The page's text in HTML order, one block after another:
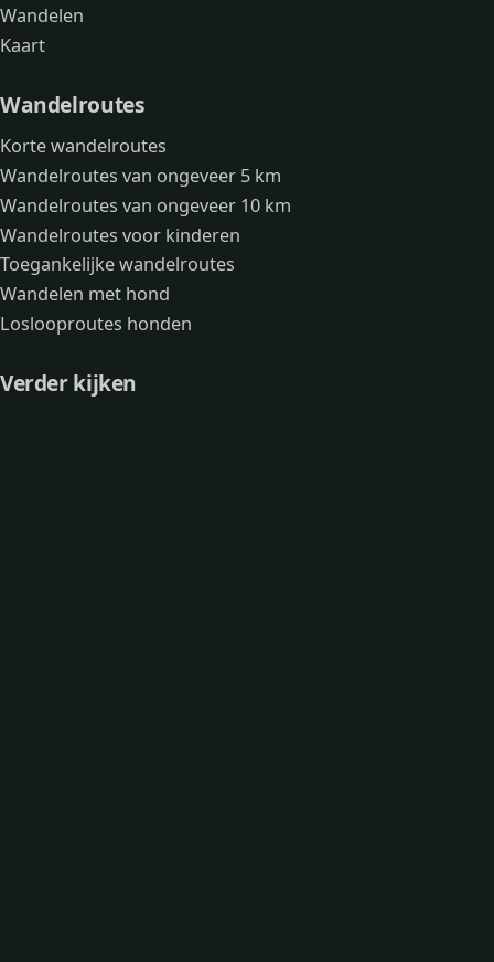
Wandelen
Kaart
Wandelroutes
Korte wandelroutes
Wandelroutes van ongeveer 5 km
Wandelroutes van ongeveer 10 km
Wandelroutes voor kinderen
Toegankelijke wandelroutes
Wandelen met hond
Loslooproutes honden
Verder kijken